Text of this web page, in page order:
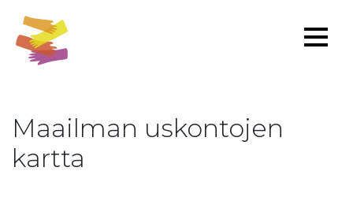
Maailman uskontojen
kartta